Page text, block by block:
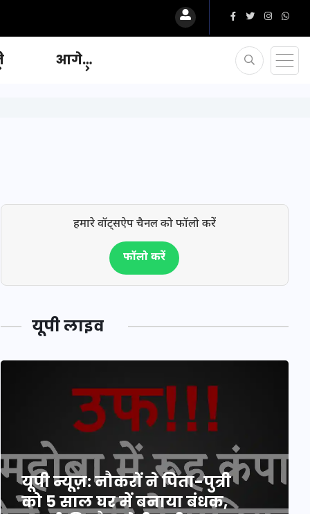
आगे…
हमारे वॉट्सऐप चैनल को फॉलो करें
फॉलो करें
यूपी लाइव
यूपी न्यूज़: नौकरों ने पिता-पुत्री
को 5 साल घर में बनाया बंधक,